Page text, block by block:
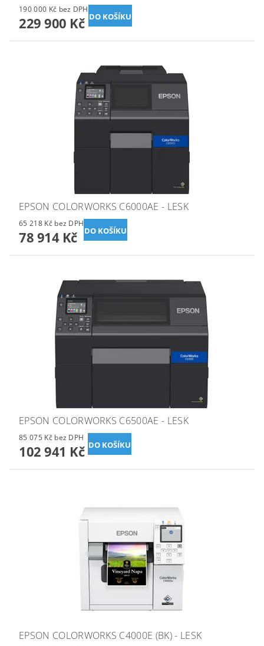
190 000 Kč bez DPH
229 900 Kč
EPSON COLORWORKS C6000AE - LESK
65 218 Kč bez DPH
78 914 Kč
EPSON COLORWORKS C6500AE - LESK
85 075 Kč bez DPH
102 941 Kč
EPSON COLORWORKS C4000E (BK) - LESK